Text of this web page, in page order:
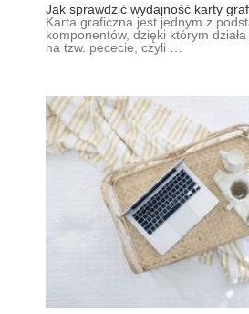
Jak sprawdzić wydajność karty
Karta graficzna jest jednym z
komponentów, dzięki którym
na tzw. pececie, czyli …